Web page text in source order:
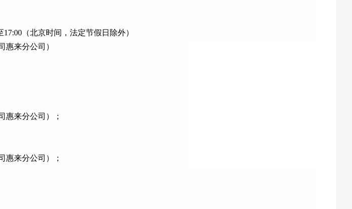
（北京时间，法定节假日除外）
惠来分公司）
惠来分公司）；
惠来分公司）；